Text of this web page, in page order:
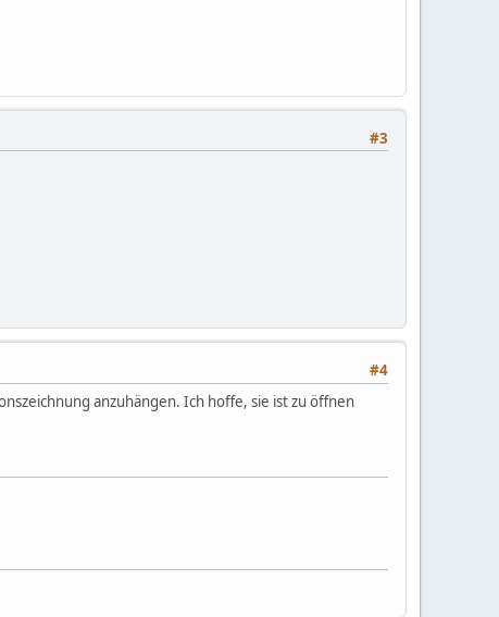
#3
#4
anzuhängen. Ich hoffe, sie ist zu öffnen